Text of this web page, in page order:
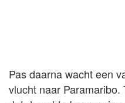
Pas daarna wacht een
vlucht naar